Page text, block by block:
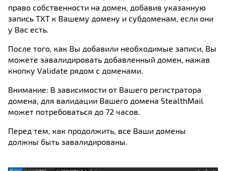
право собственности на домен, добавив указанную
запись TXT к Вашему домену и субдоменам, если они
у Вас есть.
После того, как Вы добавили необходимые записи, Вы
можете завалидировать добавленный домен, нажав
кнопку Validate рядом с доменами.
Внимание: В зависимости от Вашего регистратора
домена, для валидации Вашего домена StealthMail
может потребоваться до 72 часов.
Перед тем, как продолжить, все Ваши домены
должны быть завалидированы.